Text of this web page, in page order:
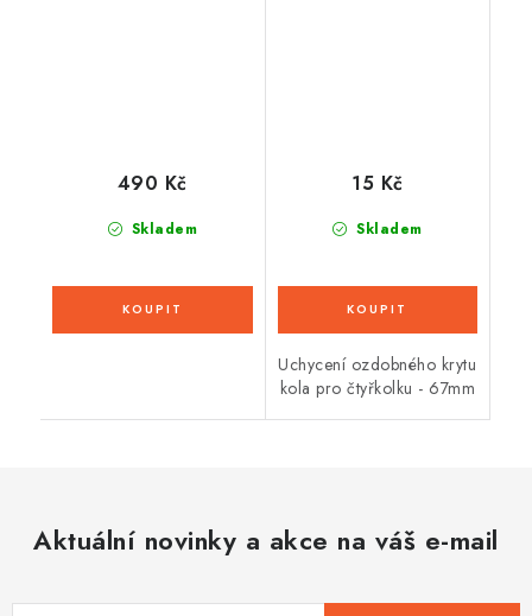
Skladem
490 Kč
Skladem
15 Kč
Uchycení ozdobného krytu
kola pro čtyřkolku - 67mm
Aktuální novinky a akce na váš e-mail